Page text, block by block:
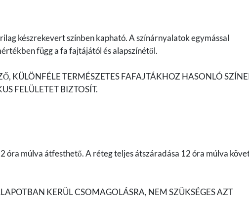
készrekevert színben kapható. A színárnyalatok egymással
függ a fa fajtájától és alapszínétől.
KÜLÖNFÉLE TERMÉSZETES FAFAJTÁKHOZ HASONLÓ
FELÜLETET BIZTOSÍT.
óra múlva átfesthető. A réteg teljes átszáradása 12 óra múlva
KERÜL CSOMAGOLÁSRA, NEM SZÜKSÉGES AZT